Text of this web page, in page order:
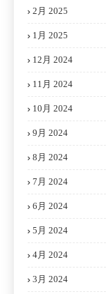
2月 2025
1月 2025
12月 2024
11月 2024
10月 2024
9月 2024
8月 2024
7月 2024
6月 2024
5月 2024
4月 2024
3月 2024